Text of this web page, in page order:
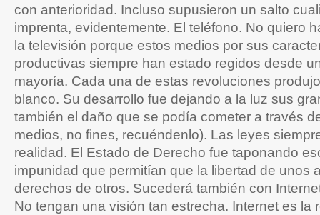
con anterioridad. Incluso supusieron un salto
imprenta, evidentemente. El teléfono. No quiero
la televisión porque estos medios por sus
productivas siempre han estado regidos desde
mayoría. Cada una de estas revoluciones
blanco. Su desarrollo fue dejando a la luz sus
también el daño que se podía cometer a través
medios, no fines, recuéndenlo). Las leyes
realidad. El Estado de Derecho fue taponando
impunidad que permitían que la libertad de unos
derechos de otros. Sucederá también con
No tengan una visión tan estrecha. Internet es la